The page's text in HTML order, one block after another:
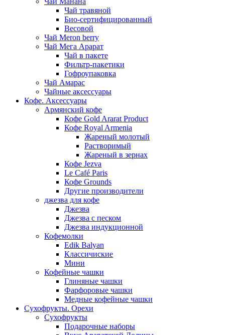
Чай травяной
Био-сертифицированный
Весовой
Чай Meron berry
Чай Мега Арарат
Чай в пакете
Фильтр-пакетики
Гофроупаковка
Чай Амарас
Чайные аксессуары
Кофе. Аксессуары
Армянский кофе
Кофе Gold Ararat Product
Кофе Royal Armenia
Жареный молотый
Растворимый
Жареный в зернах
Кофе Jezva
Le Café Paris
Кофе Grounds
Другие производители
джезва для кофе
Джезва
Джезва с песком
Джезва индукционной
Кофемолки
Edik Balyan
Классичиские
Мини
Кофейные чашки
Глиняные чашки
Фарфоровые чашки
Медные кофейные чашки
Сухофрукты. Орехи
Сухофрукты
Подарочные наборы